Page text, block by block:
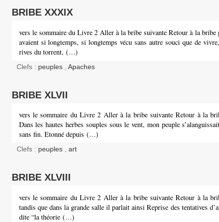
BRIBE XXXIX
vers le sommaire du Livre 2 Aller à la bribe suivante Retour à la bribe
avaient si longtemps, si longtemps vécu sans autre souci que de
rives du torrent, (…)
Clefs : peuples Apaches
BRIBE XLVII
vers le sommaire du Livre 2 Aller à la bribe suivante Retour à la
Dans les hautes herbes souples sous le vent, mon peuple
sans fin. Etonné depuis (…)
Clefs : peuples art
BRIBE XLVIII
vers le sommaire du Livre 2 Aller à la bribe suivante Retour à la
tandis que dans la grande salle il parlait ainsi Reprise des tentatives
dite “la théorie (…)